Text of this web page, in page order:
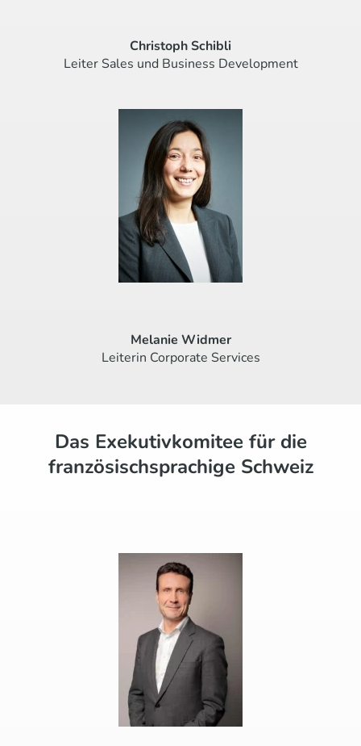
Christoph Schibli
Leiter Sales und Business Development
Melanie Widmer
Leiterin Corporate Services
Das Exekutivkomitee für die
französischsprachige Schweiz